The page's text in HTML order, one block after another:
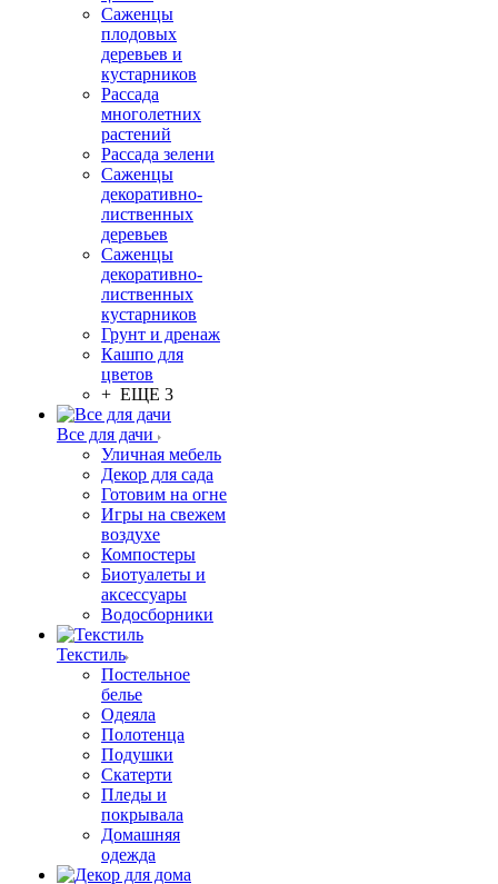
Саженцы
плодовых
деревьев и
кустарников
Рассада
многолетних
растений
Рассада зелени
Саженцы
декоративно-
лиственных
деревьев
Саженцы
декоративно-
лиственных
кустарников
Грунт и дренаж
Кашпо для
цветов
+ ЕЩЕ 3
Все для дачи
Уличная мебель
Декор для сада
Готовим на огне
Игры на свежем
воздухе
Компостеры
Биотуалеты и
аксессуары
Водосборники
Текстиль
Постельное
белье
Одеяла
Полотенца
Подушки
Скатерти
Пледы и
покрывала
Домашняя
одежда